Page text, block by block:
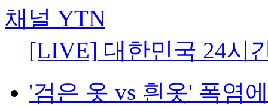
[LIVE] 대한민국 24시
'검은 옷 vs 흰옷' 폭염